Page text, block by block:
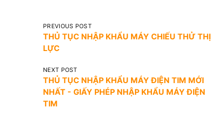
PREVIOUS POST
THỦ TỤC NHẬP KHẨU MÁY CHIẾU THỬ THỊ
LỰC
NEXT POST
THỦ TỤC NHẬP KHẨU MÁY ĐIỆN TIM MỚI
NHẤT - GIẤY PHÉP NHẬP KHẨU MÁY ĐIỆN
TIM